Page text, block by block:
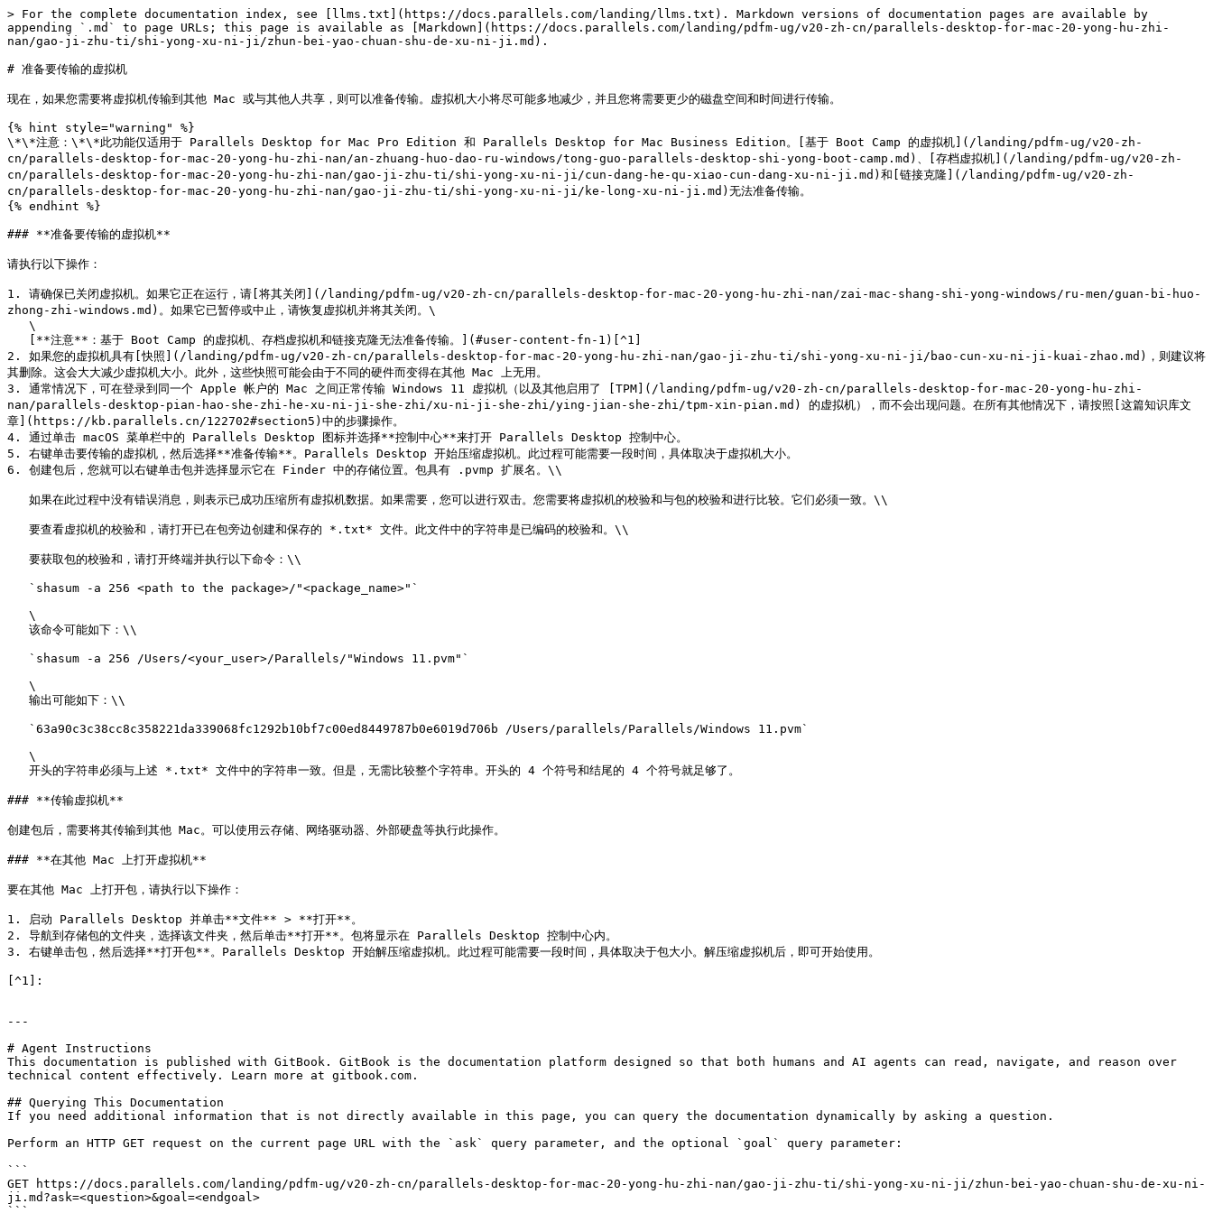
> For the complete documentation index, see [llms.txt](https://docs.parallels.com/landing/llms.txt). Markdown versions of documentation pages are available by
appending `.md` to page URLs; this page is available as [Markdown](https://docs.parallels.com/landing/pdfm-ug/v20-zh-cn/parallels-desktop-for-mac-20-yong-hu-zhi-
nan/gao-ji-zhu-ti/shi-yong-xu-ni-ji/zhun-bei-yao-chuan-shu-de-xu-ni-ji.md).
# 准备要传输的虚拟机
现在，如果您需要将虚拟机传输到其他 Mac 或与其他人共享，则可以准备传输。虚拟机大小将尽可能多地减少，并且您将需要更少的磁盘空间和时间进行传输。
{% hint style="warning" %}
\*\*注意：\*\*此功能仅适用于 Parallels Desktop for Mac Pro Edition 和 Parallels Desktop for Mac Business Edition。[基于 Boot Camp 的虚拟机](/landing/pdfm-ug/v20-zh-
cn/parallels-desktop-for-mac-20-yong-hu-zhi-nan/an-zhuang-huo-dao-ru-windows/tong-guo-parallels-desktop-shi-yong-boot-camp.md)、[存档虚拟机](/landing/pdfm-ug/v20-zh-
cn/parallels-desktop-for-mac-20-yong-hu-zhi-nan/gao-ji-zhu-ti/shi-yong-xu-ni-ji/cun-dang-he-qu-xiao-cun-dang-xu-ni-ji.md)和[链接克隆](/landing/pdfm-ug/v20-zh-
cn/parallels-desktop-for-mac-20-yong-hu-zhi-nan/gao-ji-zhu-ti/shi-yong-xu-ni-ji/ke-long-xu-ni-ji.md)无法准备传输。
{% endhint %}
### **准备要传输的虚拟机**
请执行以下操作：
1. 请确保已关闭虚拟机。如果它正在运行，请[将其关闭](/landing/pdfm-ug/v20-zh-cn/parallels-desktop-for-mac-20-yong-hu-zhi-nan/zai-mac-shang-shi-yong-windows/ru-men/guan-bi-huo-
zhong-zhi-windows.md)。如果它已暂停或中止，请恢复虚拟机并将其关闭。\
2. 如果您的虚拟机具有[快照](/landing/pdfm-ug/v20-zh-cn/parallels-desktop-for-mac-20-yong-hu-zhi-nan/gao-ji-zhu-ti/shi-yong-xu-ni-ji/bao-cun-xu-ni-ji-kuai-zhao.md)，则建议将
其删除。这会大大减少虚拟机大小。此外，这些快照可能会由于不同的硬件而变得在其他 Mac 上无用。
3. 通常情况下，可在登录到同一个 Apple 帐户的 Mac 之间正常传输 Windows 11 虚拟机（以及其他启用了 [TPM](/landing/pdfm-ug/v20-zh-cn/parallels-desktop-for-mac-20-yong-hu-zhi-
nan/parallels-desktop-pian-hao-she-zhi-he-xu-ni-ji-she-zhi/xu-ni-ji-she-zhi/ying-jian-she-zhi/tpm-xin-pian.md) 的虚拟机），而不会出现问题。在所有其他情况下，请按照[这篇知识库文
章](https://kb.parallels.cn/122702#section5)中的步骤操作。
4. 通过单击 macOS 菜单栏中的 Parallels Desktop 图标并选择**控制中心**来打开 Parallels Desktop 控制中心。
5. 右键单击要传输的虚拟机，然后选择**准备传输**。Parallels Desktop 开始压缩虚拟机。此过程可能需要一段时间，具体取决于虚拟机大小。
6. 创建包后，您就可以右键单击包并选择显示它在 Finder 中的存储位置。包具有 .pvmp 扩展名。\\
### **传输虚拟机**
创建包后，需要将其传输到其他 Mac。可以使用云存储、网络驱动器、外部硬盘等执行此操作。
### **在其他 Mac 上打开虚拟机**
要在其他 Mac 上打开包，请执行以下操作：
1. 启动 Parallels Desktop 并单击**文件** > **打开**。
2. 导航到存储包的文件夹，选择该文件夹，然后单击**打开**。包将显示在 Parallels Desktop 控制中心内。
3. 右键单击包，然后选择**打开包**。Parallels Desktop 开始解压缩虚拟机。此过程可能需要一段时间，具体取决于包大小。解压缩虚拟机后，即可开始使用。
[^1]:
---
# Agent Instructions
This documentation is published with GitBook. GitBook is the documentation platform designed so that both humans and AI agents can read, navigate, and reason over
technical content effectively. Learn more at gitbook.com.
## Querying This Documentation
If you need additional information that is not directly available in this page, you can query the documentation dynamically by asking a question.
Perform an HTTP GET request on the current page URL with the `ask` query parameter, and the optional `goal` query parameter:
```
GET https://docs.parallels.com/landing/pdfm-ug/v20-zh-cn/parallels-desktop-for-mac-20-yong-hu-zhi-nan/gao-ji-zhu-ti/shi-yong-xu-ni-ji/zhun-bei-yao-chuan-shu-de-xu-ni-
ji.md?ask=<question>&goal=<endgoal>